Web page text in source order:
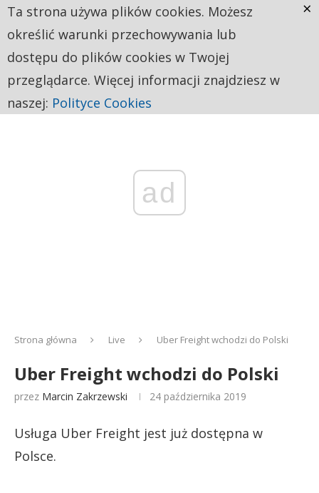
ad
Strona główna Live Uber Freight wchodzi do Polski
Uber Freight wchodzi do Polski
przez Marcin Zakrzewski 24 października 2019
Usługa Uber Freight jest już dostępna w
Polsce.
Ta strona używa plików cookies. Możesz
określić warunki przechowywania lub
dostępu do plików cookies w Twojej
przeglądarce. Więcej informacji znajdziesz w
naszej: Polityce Cookies
×